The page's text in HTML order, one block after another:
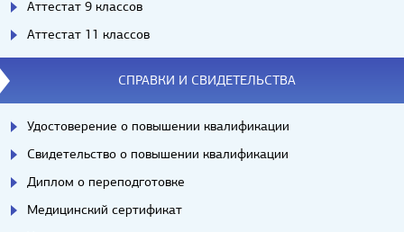
Аттестат 9 классов
Аттестат 11 классов
СПРАВКИ И СВИДЕТЕЛЬСТВА
Удостоверение о повышении квалификации
Свидетельство о повышении квалификации
Диплом о переподготовке
Медицинский сертификат